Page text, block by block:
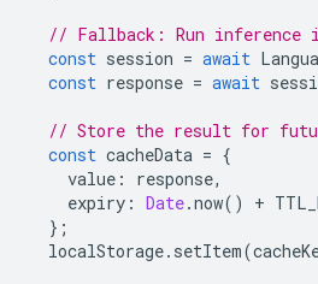
// Fallback: Run inference
const session = await
const response = await
// Store the result for
const cacheData = {
value : response,
expiry : Date.now() +
};
localStorage. setItem(